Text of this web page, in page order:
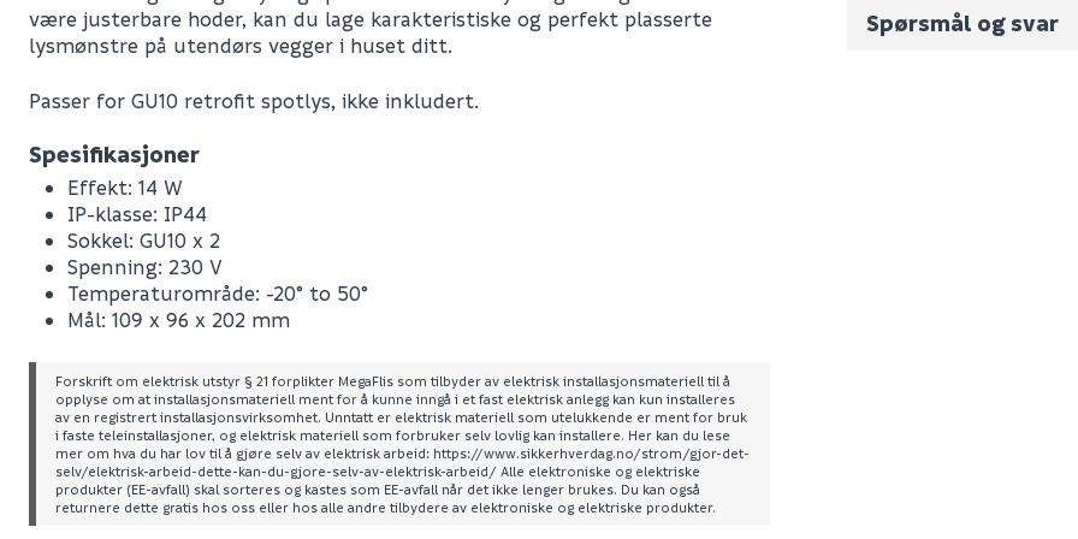
være justerbare hoder, kan du lage karakteristiske og perfekt plasserte
lysmønstre på utendørs vegger i huset ditt.
Passer for GU10 retrofit spotlys, ikke inkludert.
Spesifikasjoner
Effekt: 14 W
IP-klasse: IP44
Sokkel: GU10 x 2
Spenning: 230 V
Temperaturområde: -20° to 50°
Mål: 109 x 96 x 202 mm
Forskrift om elektrisk utstyr § 21 forplikter MegaFlis som tilbyder av elektrisk installasjonsmateriell til å
opplyse om at installasjonsmateriell ment for å kunne inngå i et fast elektrisk anlegg kan kun installeres
av en registrert installasjonsvirksomhet. Unntatt er elektrisk materiell som utelukkende er ment for bruk
i faste teleinstallasjoner, og elektrisk materiell som forbruker selv lovlig kan installere. Her kan du lese
mer om hva du har lov til å gjøre selv av elektrisk arbeid: https://www.sikkerhverdag.no/strom/gjor-det-
selv/elektrisk-arbeid-dette-kan-du-gjore-selv-av-elektrisk-arbeid/ Alle elektroniske og elektriske
produkter (EE-avfall) skal sorteres og kastes som EE-avfall når det ikke lenger brukes. Du kan også
returnere dette gratis hos oss eller hos alle andre tilbydere av elektroniske og elektriske produkter.
Leverandørens varenummer 6604002118
Nobb No
Vekt pr. stk / m2 (i kg)
Spørsmål og svar